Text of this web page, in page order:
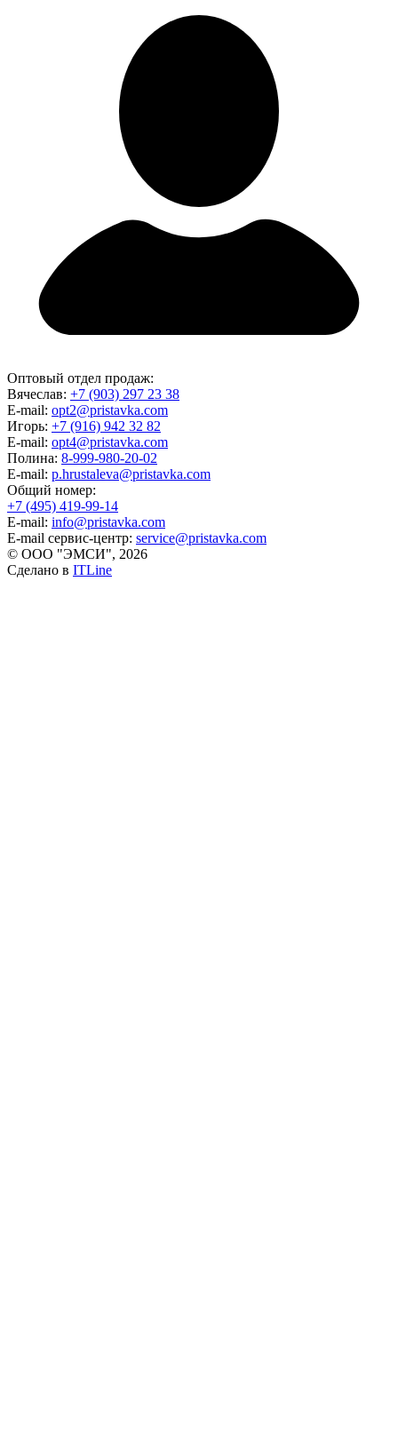
Оптовый отдел продаж:
Вячеслав: +7 (903) 297 23 38
E-mail: opt2@pristavka.com
Игорь: +7 (916) 942 32 82
E-mail: opt4@pristavka.com
Полина: 8-999-980-20-02
E-mail: p.hrustaleva@pristavka.com
Общий номер:
+7 (495) 419-99-14
E-mail: info@pristavka.com
E-mail сервис-центр: service@pristavka.com
© ООО "ЭМСИ", 2026
Сделано в ITLine